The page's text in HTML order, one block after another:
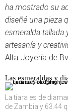
ha mostrado su
diseñé una pieza
esmeralda tallada
artesanía y
Alta Joyería de
Las esmeraldas y
La tiara es de
de Zambia y 63.44